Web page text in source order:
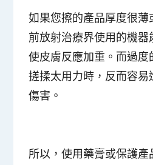
如果您擦的產品厚度很薄
前放射治療界使用的機
使皮膚反應加重。而過度
搓揉太用力時，反而容易
傷害。
所以，使用藥膏或保護